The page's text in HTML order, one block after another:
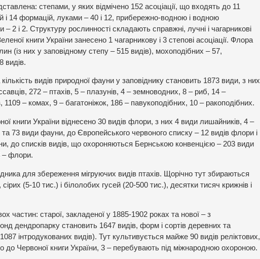
степами, у яких відмічено 152 асоціації, що входять до 11
і 14 формацій, луками – 40 і 12, прибережно-водною і водною
2 і 2. Структуру рослинності складають справжні, лучні і чагарникові
книги України занесено 1 чагарникову і 3 степові асоціації. Флора
(із них у заповідному степу – 515 видів), мохоподібних – 57,
видів.
видів природної фауни у заповіднику становить 1873 види, з них
272 – птахів, 5 – плазунів, 4 – земноводних, 8 – риб, 14 –
1109 – комах, 9 – багатоніжок, 186 – павукоподібних, 10 – ракоподібних.
книги України віднесено 30 видів флори, з них 4 види лишайників, 4 –
та 73 види фауни, до Європейського червоного списку – 12 видів флори і
до списків видів, що охороняються Бернською конвенцією – 203 види
– флори.
для збереження мігруючих видів птахів. Щорічно тут збираються
(5-10 тис.) і білолобих гусей (20-500 тис.), десятки тисяч крижнів і
частин: старої, закладеної у 1885-1902 роках та нової – з
дендропарку становить 1647 видів, форм і сортів деревних та
інтродукованих видів). Тут культивується майже 90 видів реліктових,
до Червоної книги України, 3 – перебувають під міжнародною охороною.